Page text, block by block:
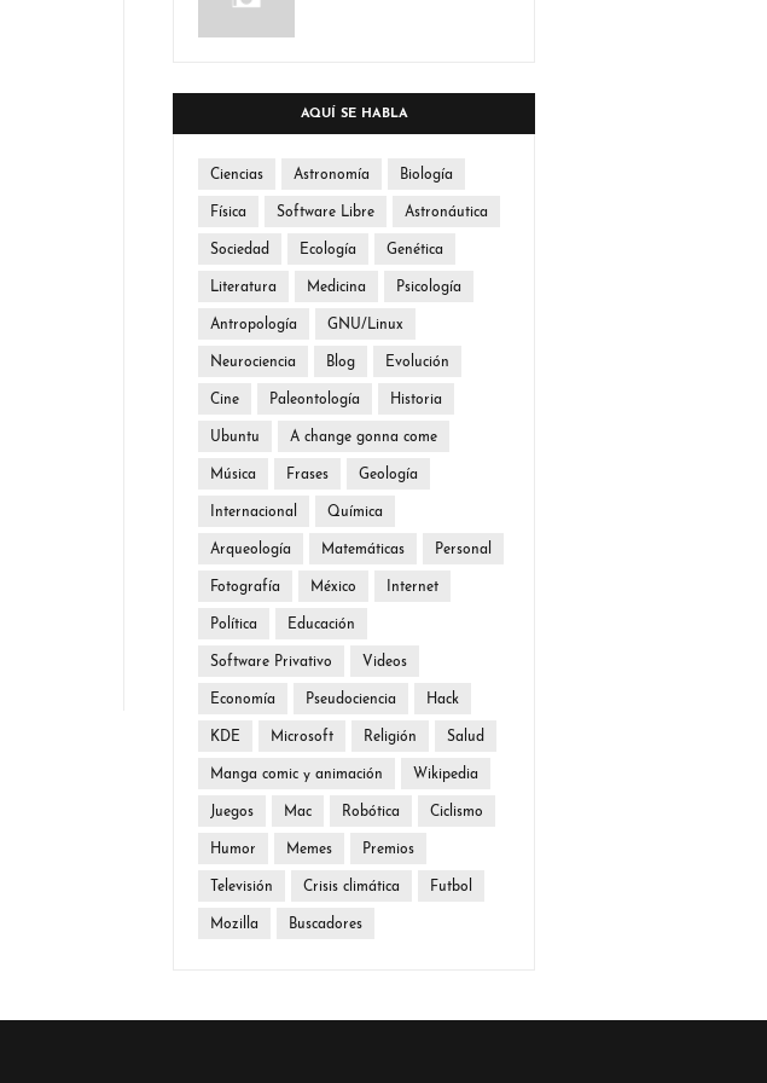
AQUÍ SE HABLA
Ciencias Astronomía Biología
Física Software Libre Astronáutica
Sociedad Ecología Genética
Literatura Medicina Psicología
Antropología GNU/Linux
Neurociencia Blog Evolución
Cine Paleontología Historia
Ubuntu A change gonna come
Música Frases Geología
Internacional Química
Arqueología Matemáticas Personal
Fotografía México Internet
Política Educación
Software Privativo Videos
Economía Pseudociencia Hack
KDE Microsoft Religión Salud
Manga comic y animación Wikipedia
Juegos Mac Robótica Ciclismo
Humor Memes Premios
Televisión Crisis climática Futbol
Mozilla Buscadores